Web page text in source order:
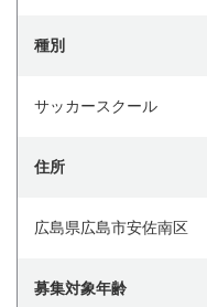
種別
サッカースクール
住所
広島県広島市安佐南区
募集対象年齢